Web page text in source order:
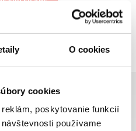
O cookies
cookies
poskytovanie funkcií
používame
FILTRE